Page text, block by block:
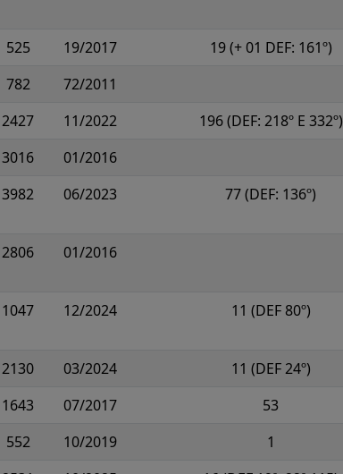
525 19/2017 19 (+ 01 DEF: 161º)
782 72/2011
2427 11/2022 196 (DEF: 218º E 332º)
3016 01/2016
3982 06/2023 77 (DEF: 136º)
2806 01/2016
1047 12/2024 11 (DEF 80º)
2130 03/2024 11 (DEF 24º)
1643 07/2017 53
552 10/2019 1